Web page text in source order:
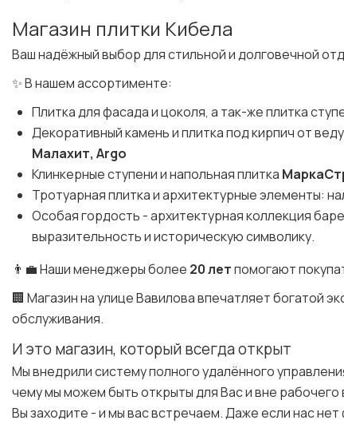
Магазин плитки Кибела
Ваш надёжный выбор для стильной и долговечной
✨ В нашем ассортименте:
Плитка для фасада и цоколя, а так-же плитка
Декоративный камень и плитка под кирпич от
Малахит, Argo
Клинкерные ступени и напольная плитка
Тротуарная плитка и архитектурные элементы:
Особая гордость - архитектурная коллекция
выразительность и историческую символику.
👨‍💼 Наши менеджеры более 20 летпомогают
🏢 Магазин на улице Вавилова впечатляет богатой
обслуживания.
И это магазин, который всегда открыт
Мы внедрили систему полного удалённого
чему мы можем быть открыты для Вас и вне рабочего
Вы заходите - и мы вас встречаем. Даже если нас нет